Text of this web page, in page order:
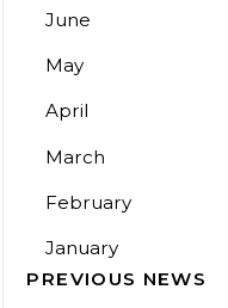
June
May
April
March
February
January
PREVIOUS NEWS